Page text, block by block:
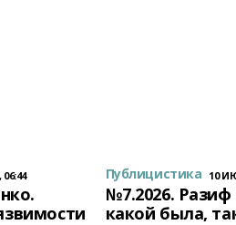
Публицистика 10
№7.2026.
какой была,